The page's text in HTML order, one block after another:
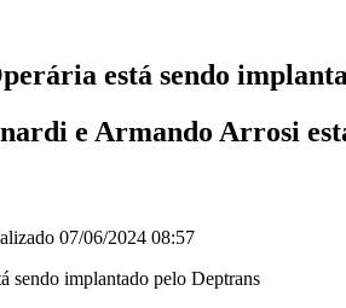
está sendo
e Armando Arrosi
07/06/2024 08:57